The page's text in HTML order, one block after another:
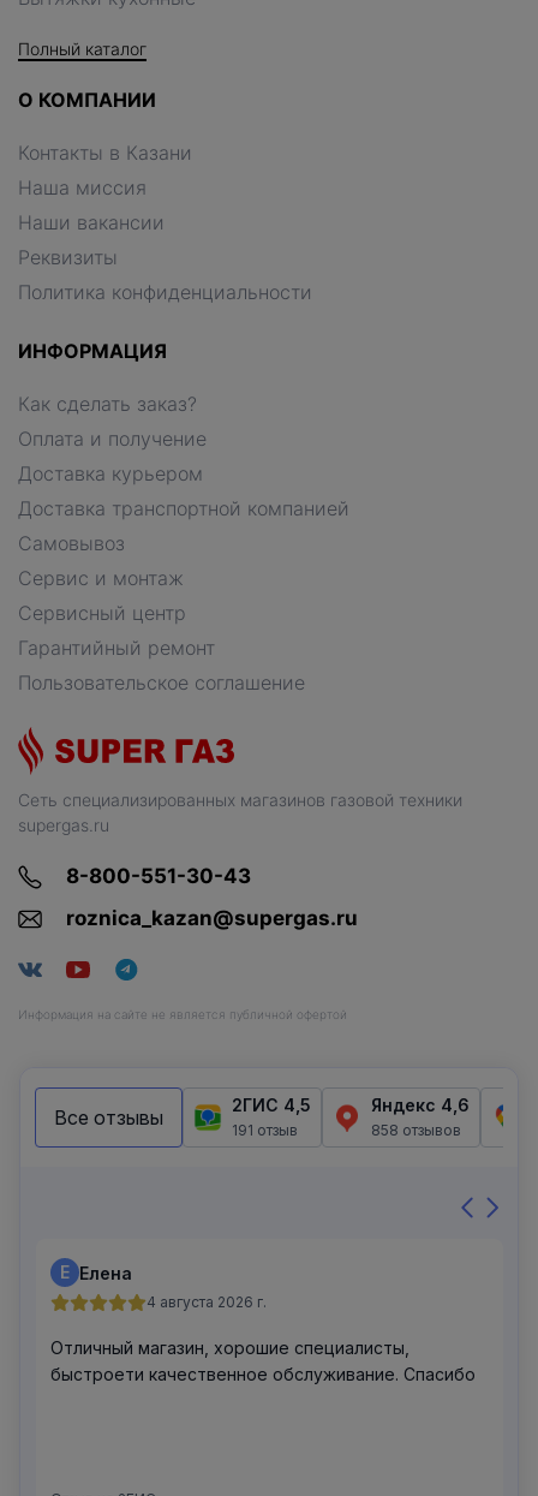
Сеть специализированных магазинов газовой техники
supergas.ru
8-800-551-30-43
roznica_kazan@supergas.ru
Информация на сайте не является публичной офертой
Полный каталог
О КОМПАНИИ
Контакты в Казани
Наша миссия
Наши вакансии
Реквизиты
Политика конфиденциальности
ИНФОРМАЦИЯ
Как сделать заказ?
Оплата и получение
Доставка курьером
Доставка транспортной компанией
Самовывоз
Сервис и монтаж
Сервисный центр
Гарантийный ремонт
Пользовательское соглашение